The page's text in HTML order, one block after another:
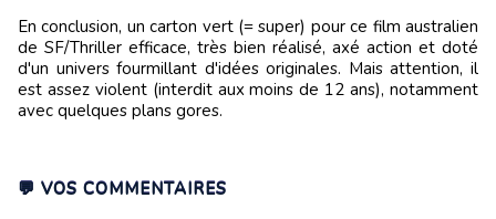
En conclusion, un carton vert (= super) pour ce film australien
de SF/Thriller efficace, très bien réalisé, axé action et doté
d'un univers fourmillant d'idées originales. Mais attention, il
est assez violent (interdit aux moins de 12 ans), notamment
avec quelques plans gores.
💬 VOS COMMENTAIRES